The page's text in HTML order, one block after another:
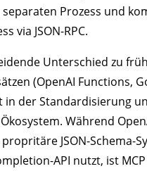
separaten Prozess und
via JSON-RPC.
Unterschied zu
(OpenAI Functions,
in der Standardisierung
Während
JSON-Schema-
API nutzt, ist